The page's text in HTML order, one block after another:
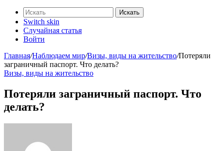
Искать
Switch skin
Случайная статья
Войти
Главная/Наблюдаем мир/Визы, виды на жительство/Потеряли
заграничный паспорт. Что делать?
Визы, виды на жительство
Потеряли заграничный паспорт. Что
делать?